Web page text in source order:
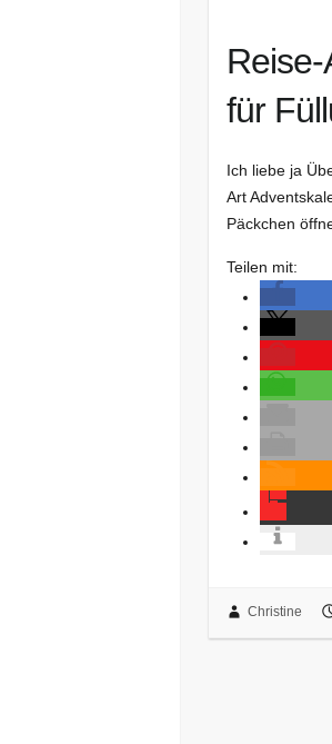
für
Ich liebe ja
Art
Päckchen
Teilen mit:
Christine